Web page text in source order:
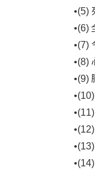
•(5)
•(6)
•(7)
•(8)
•(9)